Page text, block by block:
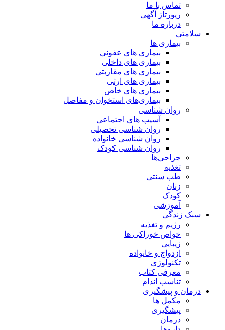
تماس با ما
رپورتاژ آگهی
درباره ما
سلامتی
بیماری ها
بیماری های عفونی
بیماری های داخلی
بیماری های مقاربتی
بیماری های ارثی
بیماری های خاص
بیماری‌های استخوان و مفاصل
روان شناسی
آسیب های اجتماعی
روان شناسی تحصیلی
روان شناسی خانواده
روان شناسی کودک
جراحی‌ها
تغذیه
طب سنتی
زنان
کودک
آموزشی
سبک زندگی
رژیم و تغذیه
خواص خوراکی ها
زیبایی
ازدواج و خانواده
تکنولوژی
معرفی کتاب
تناسب اندام
درمان و پیشگیری
مکمل ها
پیشگیری
درمان